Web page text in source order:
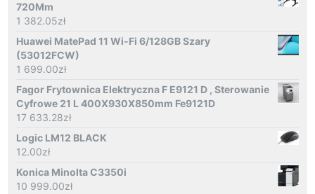
720Mm
1 382.05zł
Huawei MatePad 11 Wi-Fi 6/128GB Szary
(53012FCW)
1 699.00zł
Fagor Frytownica Elektryczna F E9121 D , Sterowanie
Cyfrowe 21 L 400X930X850mm Fe9121D
17 633.28zł
Logic LM12 BLACK
12.00zł
Konica Minolta C3350i
10 999.00zł